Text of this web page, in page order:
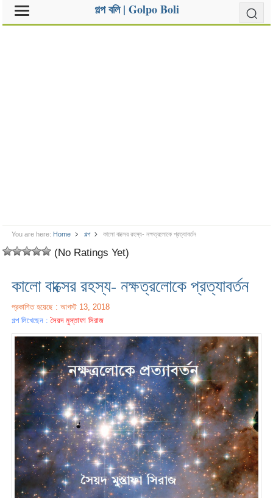
গল্প বলি | Golpo Boli
You are here: Home গল্প কালো বাক্সের রহস্য- নক্ষত্রলোকে প্রত্যাবর্তন
(No Ratings Yet)
কালো বাক্সের রহস্য- নক্ষত্রলোকে প্রত্যাবর্তন
প্রকাশিত হয়েছে : আগস্ট 13, 2018
গল্প লিখেছেন :সৈয়দ মুস্তাফা সিরাজ